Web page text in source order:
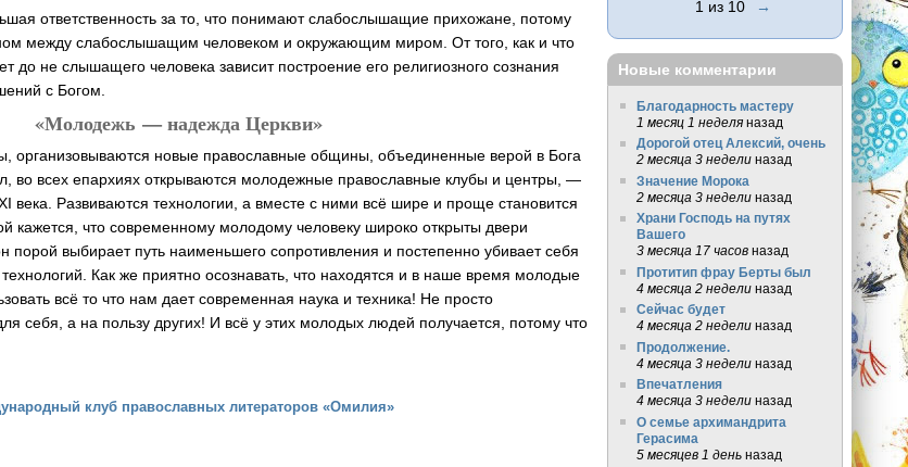
ответственность за то, что понимают слабослышащие прихожане, потому
между слабослышащим человеком и окружающим миром. От того, как и что
до не слышащего человека зависит построение его религиозного сознания
с Богом.
«Молодежь — надежда Церкви»
организовываются новые православные общины, объединенные верой в Бога
во всех епархиях открываются молодежные православные клубы и центры, —
века. Развиваются технологии, а вместе с ними всё шире и проще становится
кажется, что современному молодому человеку широко открыты двери
порой выбирает путь наименьшего сопротивления и постепенно убивает себя
Как же приятно осознавать, что находятся и в наше время молодые
всё то что нам дает современная наука и техника! Не просто
себя, а на пользу других! И всё у этих молодых людей получается, потому что
клуб православных литераторов «Омилия»
1 из 10 →
Новые комментарии
Благодарность мастеру
1 месяц 1 неделяназад
Дорогой отец Алексий, очень
2 месяца 3 неделиназад
Значение Морока
2 месяца 3 неделиназад
Храни Господь на путях
Вашего
3 месяца 17 часовназад
Протитип фрау Берты был
4 месяца 2 неделиназад
Сейчас будет
4 месяца 2 неделиназад
Продолжение.
4 месяца 3 неделиназад
Впечатления
4 месяца 3 неделиназад
О семье архимандрита
Герасима
5 месяцев 1 деньназад